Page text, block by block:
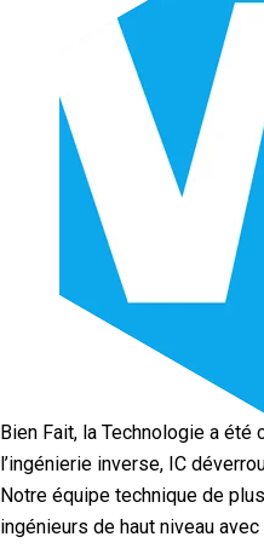
Bien Fait, la Technologie a été
l’ingénierie inverse, IC
Notre équipe technique de
ingénieurs de haut niveau